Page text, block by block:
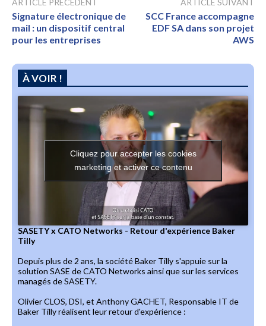
ARTICLE PRÉCÉDENT
Signature électronique de
mail : un dispositif central
pour les entreprises
ARTICLE SUIVANT
SCC France accompagne
EDF SA dans son projet
AWS
À VOIR !
Cliquez pour accepter les cookies
marketing et activer ce contenu
SASETY x CATO Networks - Retour d'expérience Baker
Tilly
Depuis plus de 2 ans, la société Baker Tilly s'appuie sur la
solution SASE de CATO Networks ainsi que sur les services
managés de SASETY.
Olivier CLOS, DSI, et Anthony GACHET, Responsable IT de
Baker Tilly réalisent leur retour d'expérience :